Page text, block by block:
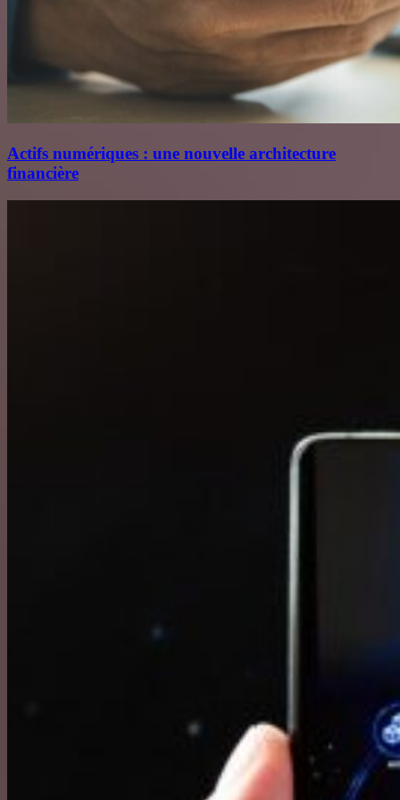
Actifs numériques : une nouvelle architecture
financière